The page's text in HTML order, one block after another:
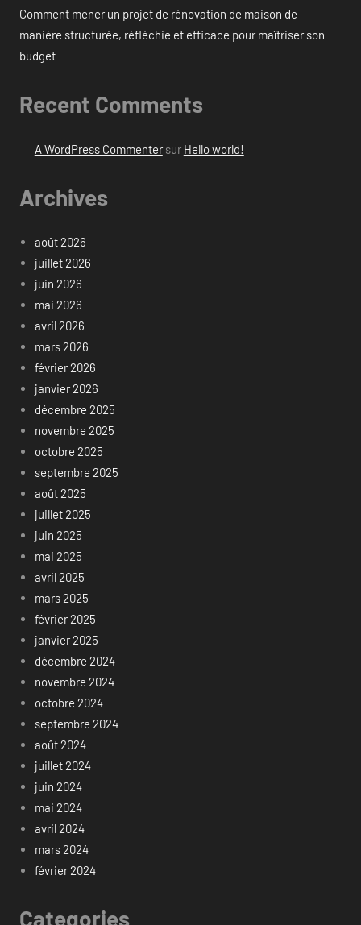
Comment mener un projet de rénovation de maison de
manière structurée, réfléchie et efficace pour maîtriser son
budget
Recent Comments
A WordPress Commentersur Hello world!
Archives
août 2026
juillet 2026
juin 2026
mai 2026
avril 2026
mars 2026
février 2026
janvier 2026
décembre 2025
novembre 2025
octobre 2025
septembre 2025
août 2025
juillet 2025
juin 2025
mai 2025
avril 2025
mars 2025
février 2025
janvier 2025
décembre 2024
novembre 2024
octobre 2024
septembre 2024
août 2024
juillet 2024
juin 2024
mai 2024
avril 2024
mars 2024
février 2024
Categories